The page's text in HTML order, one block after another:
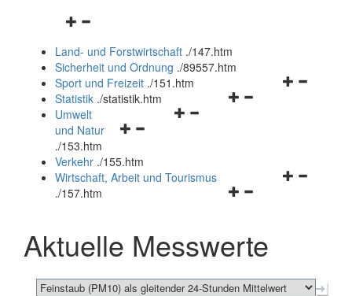
Navigationsmenü
und
schließen
Land- und Forstwirtschaft ./147.htm
Sicherheit und Ordnung ./89557.htm
Navigationsmenü
Sport und Freizeit ./151.htm
Navigationsmenü
Statistik ./statistik.htm
Navigationsmenü
und
schließen
Umwelt
und Natur
./153.htm
Verkehr ./155.htm
Navigationsmenü
schließen
Wirtschaft, Arbeit und Tourismus
./157.htm
Aktuelle Messwerte